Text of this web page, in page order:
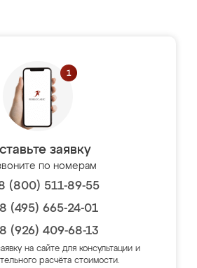
заявку
по номерам
(800) 511-89-55
8 (495) 665-24-01
8 (926) 409-68-13
на сайте для консультации и
расчёта стоимости.